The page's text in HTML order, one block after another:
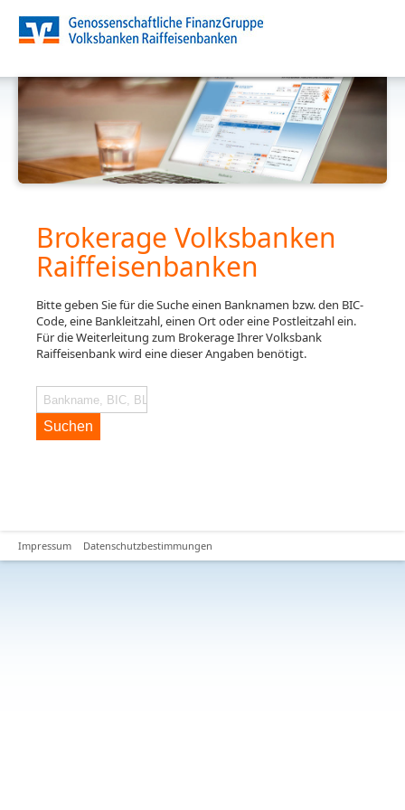
Brokerage Volksbanken
Raiffeisenbanken
Bitte geben Sie für die Suche einen Banknamen bzw. den BIC-
Code, eine Bankleitzahl, einen Ort oder eine Postleitzahl ein.
Für die Weiterleitung zum Brokerage Ihrer Volksbank
Raiffeisenbank wird eine dieser Angaben benötigt.
Suchen
Impressum Datenschutzbestimmungen